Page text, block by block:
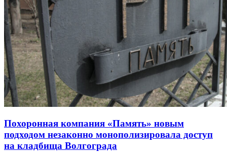
Похоронная компания «Память» новым
подходом незаконно монополизировала доступ
на кладбища Волгограда